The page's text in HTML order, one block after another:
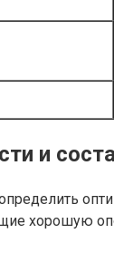
и
хорошую